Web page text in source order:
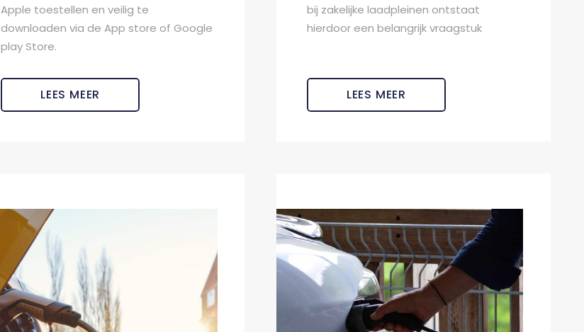
Apple toestellen en veilig te
downloaden via de App store of Google
play Store.
LEES MEER
bij zakelijke laadpleinen ontstaat
hierdoor een belangrijk vraagstuk
LEES MEER